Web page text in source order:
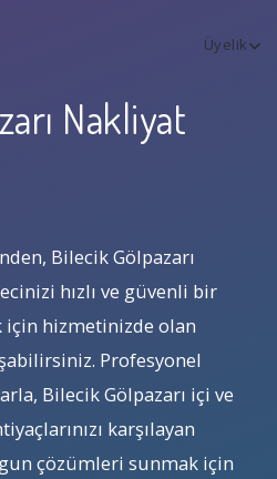
Üyelik
Nakliyat
Bilecik Gölpazarı
hızlı ve güvenli bir
hizmetinizde olan
Profesyonel
Bilecik Gölpazarı içi ve
karşılayan
çözümleri sunmak için